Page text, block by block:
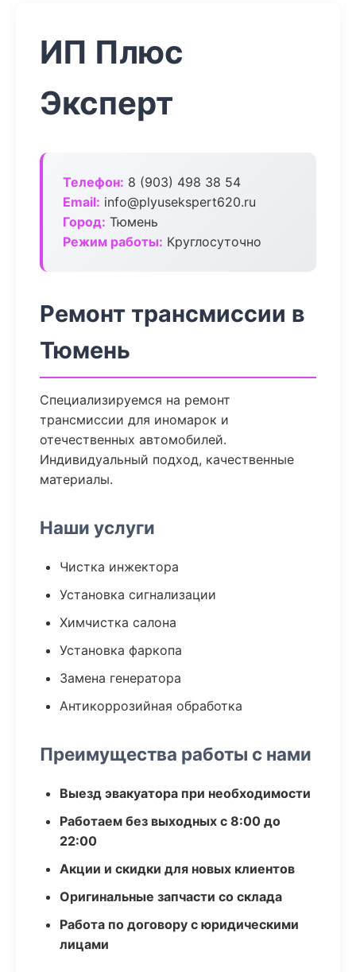
ИП Плюс
Эксперт
Телефон: 8 (903) 498 38 54
Email: info@plyusekspert620.ru
Город: Тюмень
Режим работы: Круглосуточно
Ремонт трансмиссии в
Тюмень
Специализируемся на ремонт
трансмиссии для иномарок и
отечественных автомобилей.
Индивидуальный подход, качественные
материалы.
Наши услуги
Чистка инжектора
Установка сигнализации
Химчистка салона
Установка фаркопа
Замена генератора
Антикоррозийная обработка
Преимущества работы с нами
Выезд эвакуатора при необходимости
Работаем без выходных с 8:00 до
22:00
Акции и скидки для новых клиентов
Оригинальные запчасти со склада
Работа по договору с юридическими
лицами